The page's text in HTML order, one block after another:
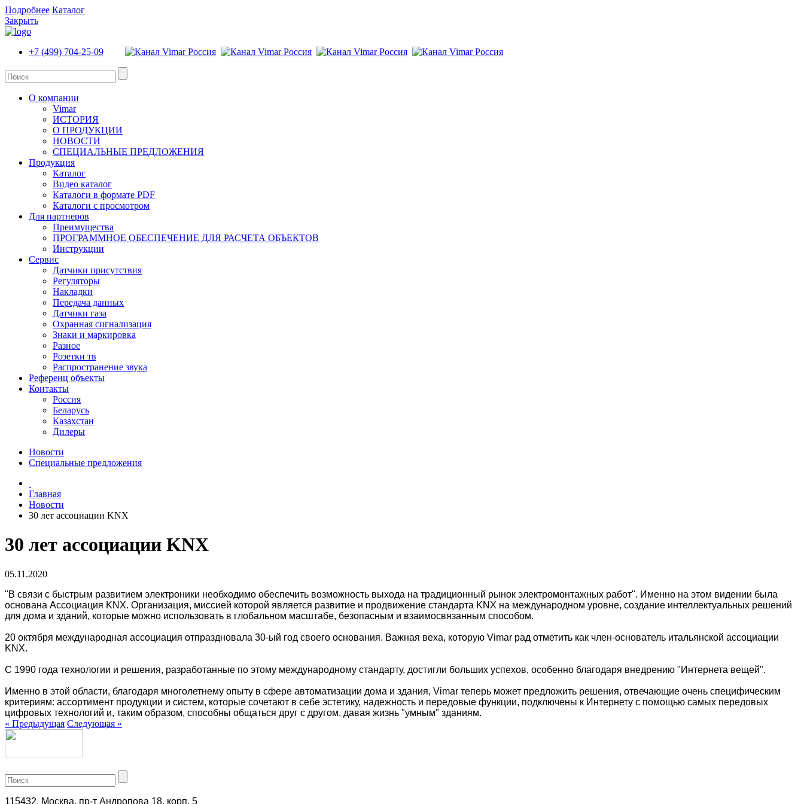
Подробнее Каталог
Закрыть
+7 (499) 704-25-09
О компании
Vimar
ИСТОРИЯ
О ПРОДУКЦИИ
НОВОСТИ
СПЕЦИАЛЬНЫЕ ПРЕДЛОЖЕНИЯ
Продукция
Каталог
Видео каталог
Каталоги в формате PDF
Каталоги с просмотром
Для партнеров
Преимущества
ПРОГРАММНОЕ ОБЕСПЕЧЕНИЕ ДЛЯ РАСЧЕТА ОБЪЕКТОВ
Инструкции
Сервис
Датчики присутствия
Регуляторы
Накладки
Передача данных
Датчики газа
Охранная сигнализация
Знаки и маркировка
Разное
Розетки тв
Распространение звука
Референц объекты
Контакты
Россия
Беларусь
Казахстан
Дилеры
Новости
Специальные предложения
Главная
Новости
30 лет ассоциации KNX
30 лет ассоциации KNX
05.11.2020
"В связи с быстрым развитием электроники необходимо обеспечить возможность выхода на традиционный рынок электромонтажных работ". Именно на этом видении была
основана Ассоциация KNX. Организация, миссией которой является развитие и продвижение стандарта KNX на международном уровне, создание интеллектуальных решений
для дома и зданий, которые можно использовать в глобальном масштабе, безопасным и взаимосвязанным способом.
20 октября международная ассоциация отпраздновала 30-ый год своего основания. Важная веха, которую Vimar рад отметить как член-основатель итальянской ассоциации
KNX.
С 1990 года технологии и решения, разработанные по этому международному стандарту, достигли больших успехов, особенно благодаря внедрению "Интернета вещей".
Именно в этой области, благодаря многолетнему опыту в сфере автоматизации дома и здания, Vimar теперь может предложить решения, отвечающие очень специфическим
критериям: ассортимент продукции и систем, которые сочетают в себе эстетику, надежность и передовые функции, подключены к Интернету с помощью самых передовых
цифровых технологий и, таким образом, способны общаться друг с другом, давая жизнь "умным" зданиям.
« Предыдущая Следующая »
115432, Москва, пр-т Андропова 18, корп. 5